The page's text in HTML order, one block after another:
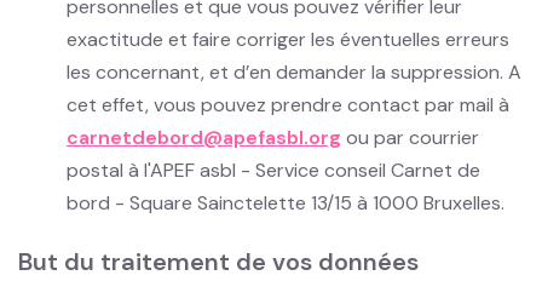
personnelles et que vous pouvez vérifier leur
exactitude et faire corriger les éventuelles erreurs
les concernant, et d’en demander la suppression. A
cet effet, vous pouvez prendre contact par mail à
carnetdebord@apefasbl.org ou par courrier
postal à l'APEF asbl - Service conseil Carnet de
bord - Square Sainctelette 13/15 à 1000 Bruxelles.
But du traitement de vos données